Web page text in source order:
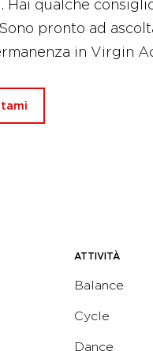
Hai qualche
pronto ad
in Virgin
ATTIVITÀ
Balance
Cycle
Dance